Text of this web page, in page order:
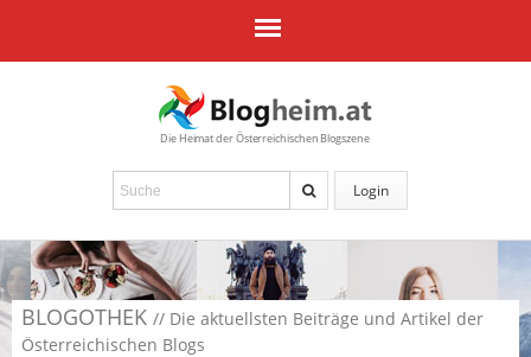
Die Heimat der Österreichischen Blogszene
Login
BLOGOTHEK // Die aktuellsten Beiträge und Artikel der
Österreichischen Blogs